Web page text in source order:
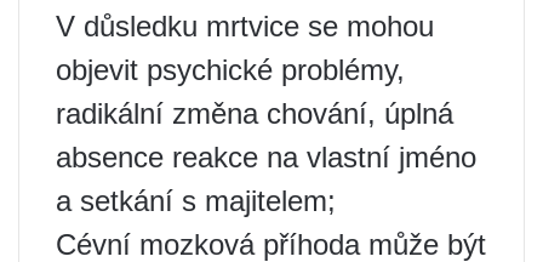
V důsledku mrtvice se mohou
objevit psychické problémy,
radikální změna chování, úplná
absence reakce na vlastní jméno
a setkání s majitelem;
Cévní mozková příhoda může být